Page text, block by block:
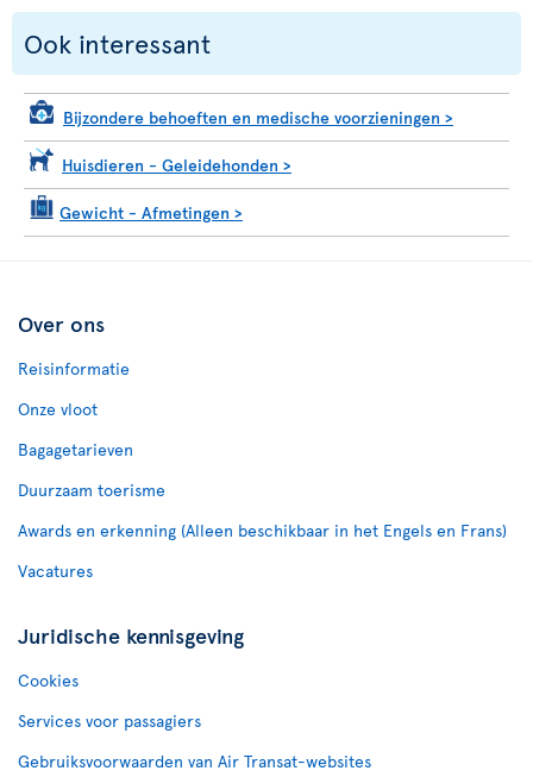
Ook interessant
Bijzondere behoeften en medische voorzieningen >
Huisdieren - Geleidehonden >
Gewicht - Afmetingen >
Over ons
Reisinformatie
Onze vloot
Bagagetarieven
Duurzaam toerisme
Awards en erkenning (Alleen beschikbaar in het Engels en Frans)
Vacatures
Juridische kennisgeving
Cookies
Services voor passagiers
Gebruiksvoorwaarden van Air Transat-websites